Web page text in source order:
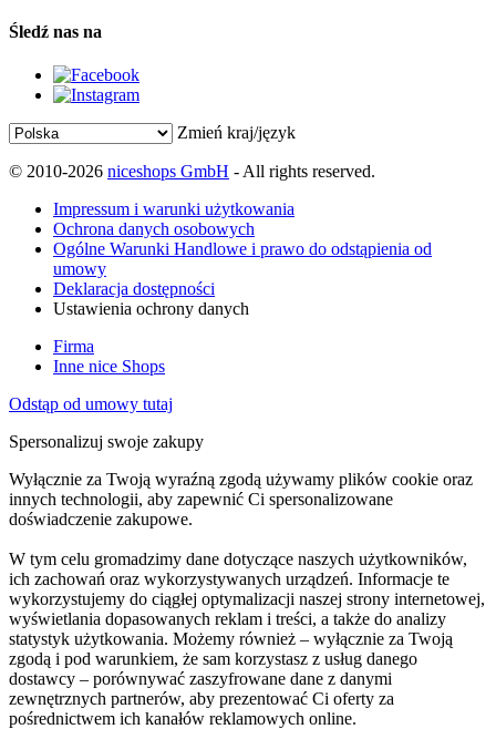
Śledź nas na
Zmień kraj/język
© 2010-2026 niceshops GmbH - All rights reserved.
Impressum i warunki użytkowania
Ochrona danych osobowych
Ogólne Warunki Handlowe i prawo do odstąpienia od
umowy
Deklaracja dostępności
Ustawienia ochrony danych
Firma
Inne nice Shops
Odstąp od umowy tutaj
Spersonalizuj swoje zakupy
Wyłącznie za Twoją wyraźną zgodą używamy plików cookie oraz
innych technologii, aby zapewnić Ci spersonalizowane
doświadczenie zakupowe.
W tym celu gromadzimy dane dotyczące naszych użytkowników,
ich zachowań oraz wykorzystywanych urządzeń. Informacje te
wykorzystujemy do ciągłej optymalizacji naszej strony internetowej,
wyświetlania dopasowanych reklam i treści, a także do analizy
statystyk użytkowania. Możemy również – wyłącznie za Twoją
zgodą i pod warunkiem, że sam korzystasz z usług danego
dostawcy – porównywać zaszyfrowane dane z danymi
zewnętrznych partnerów, aby prezentować Ci oferty za
pośrednictwem ich kanałów reklamowych online.